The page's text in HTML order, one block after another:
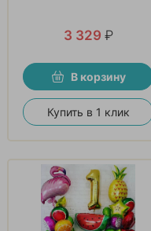
3 329 ₽
В корзину
Купить в 1 клик